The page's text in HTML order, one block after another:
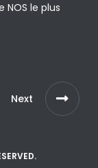
le plus
Next